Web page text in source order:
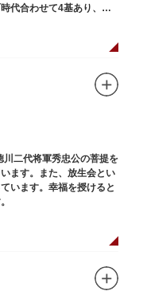
代合わせて4基あり、
れています。
二代将軍秀忠公の菩提を
ます。また、放生会とい
います。幸福を授けると